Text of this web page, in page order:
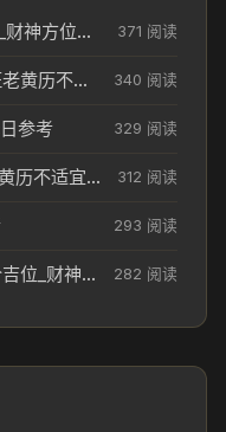
2026年04月11日老黄历财神方位_财神方位与供奉讲究 371 阅读
今天2026年04月18日领取结婚证老黄历不适合吗_领证日期参考 340 阅读
参考 329 阅读
今日2026年04月11日入住新居老黄历不适宜吗_搬家择日参考 312 阅读
293 阅读
2026年04月12日今天财神在哪个吉位_财神方位参考 282 阅读